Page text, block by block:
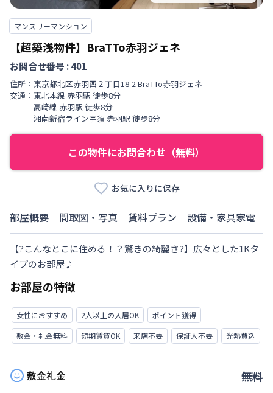
マンスリーマンション
【超築浅物件】BraTTo赤羽ジェネ
お問合せ番号 :401
住所： 東京都北区赤羽西 ２丁目18-2 BraTTo赤羽ジェネ
交通： 東北本線 赤羽駅 徒歩8分
高崎線 赤羽駅 徒歩8分
湘南新宿ライン宇須 赤羽駅 徒歩8分
この物件にお問合わせ（無料）
お気に入りに保存
部屋概要 間取図・写真 賃料プラン 設備・家具家電
【?こんなとこに住める！？驚きの綺麗さ?】広々とした1Kタ
イプのお部屋♪
お部屋の特徴
女性におすすめ 2人以上の入居OK
ポイント獲得
敷金・礼金無料
短期賃貸OK 来店不要 保証人不要 光熱費込
敷金礼金 無料